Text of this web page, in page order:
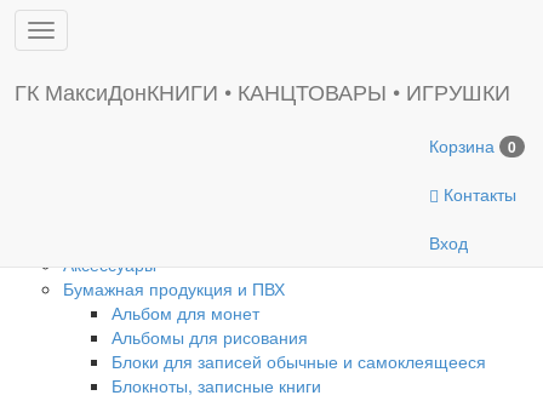
Toggle
sidebar
ГК МаксиДонКНИГИ • КАНЦТОВАРЫ • ИГРУШКИ
Корзина 0
Контакты
Вход
Введите символ
Главная
Аксессуары
Бумажная продукция и ПВХ
Альбом для монет
Альбомы для рисования
Блоки для записей обычные и самоклеящееся
Блокноты, записные книги